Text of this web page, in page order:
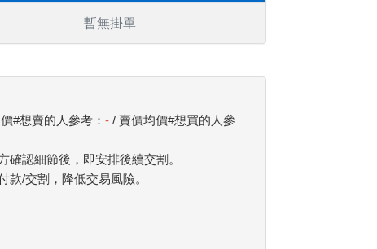
暫無掛單
#想賣的人參考：- / 賣價均價#想買的人參
認細節後，即安排後續交割。
/交割，降低交易風險。